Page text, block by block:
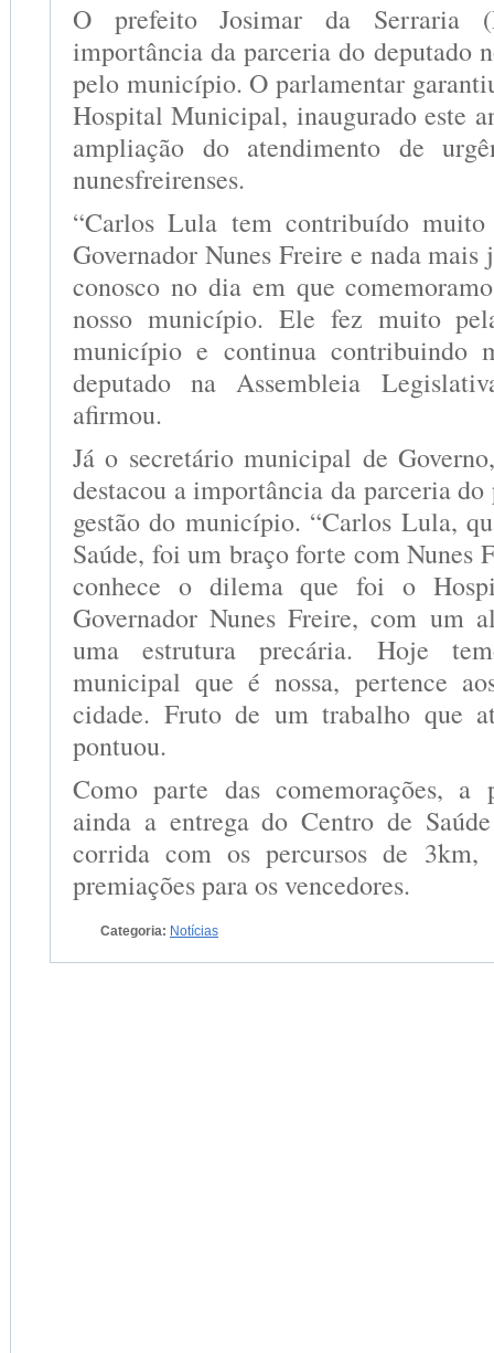
O prefeito Josimar da Serraria
importância da parceria do deputado
pelo município. O parlamentar
Hospital Municipal, inaugurado este
ampliação do atendimento de
nunesfreirenses.
“Carlos Lula tem contribuído
Governador Nunes Freire e nada mais
conosco no dia em que
nosso município. Ele fez muito
município e continua contribuindo
deputado na Assembleia
afirmou.
Já o secretário municipal de
destacou a importância da parceria
gestão do município. “Carlos Lula,
Saúde, foi um braço forte com Nunes
conhece o dilema que foi o
Governador Nunes Freire, com um
uma estrutura precária. Hoje
municipal que é nossa, pertence
cidade. Fruto de um trabalho que
pontuou.
Como parte das comemorações, a
ainda a entrega do Centro de
corrida com os percursos de
premiações para os vencedores.
Categoria: Notícias